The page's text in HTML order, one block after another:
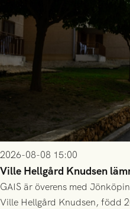
2026-08-08 15:00
Ville Hellgård Knudsen
GAIS är överens med
Ville Hellgård Knudsen, född